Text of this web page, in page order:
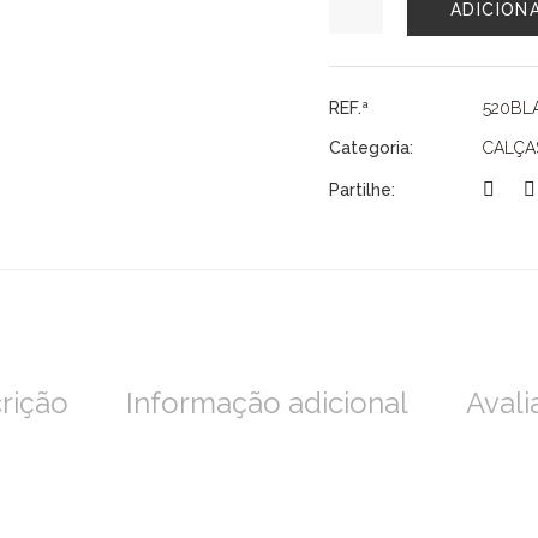
SURKANA
REF.ª
Categoria:
Partilhe:
Informação adicional